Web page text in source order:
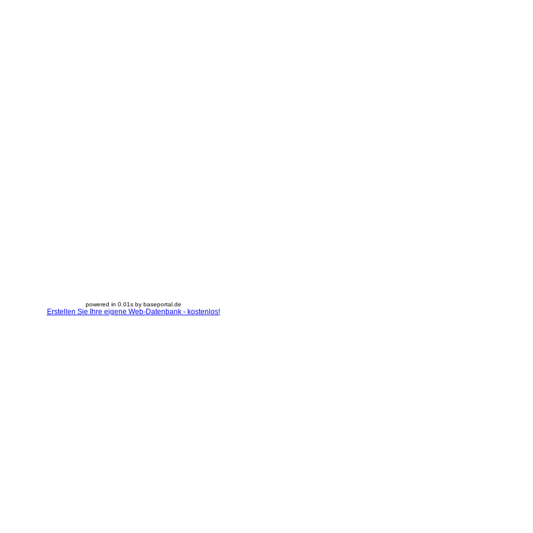
powered in 0.01s by baseportal.de
Erstellen Sie Ihre eigene Web-Datenbank - kostenlos!